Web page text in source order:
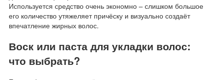
Используется средство очень экономно – слишком большое
его количество утяжеляет причёску и визуально создаёт
впечатление жирных волос.
Воск или паста для укладки волос:
что выбрать?